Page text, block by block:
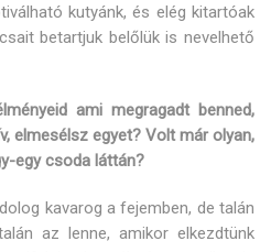
kutyánk, és elég kitartóak
betartjuk belőlük is nevelhető
ami megragadt benned,
elmesélsz egyet? Volt már olyan,
egy csoda láttán?
kavarog a fejemben, de talán
az lenne, amikor elkezdtünk